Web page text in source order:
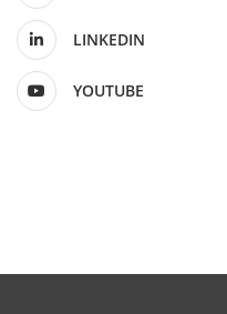
LINKEDIN
YOUTUBE